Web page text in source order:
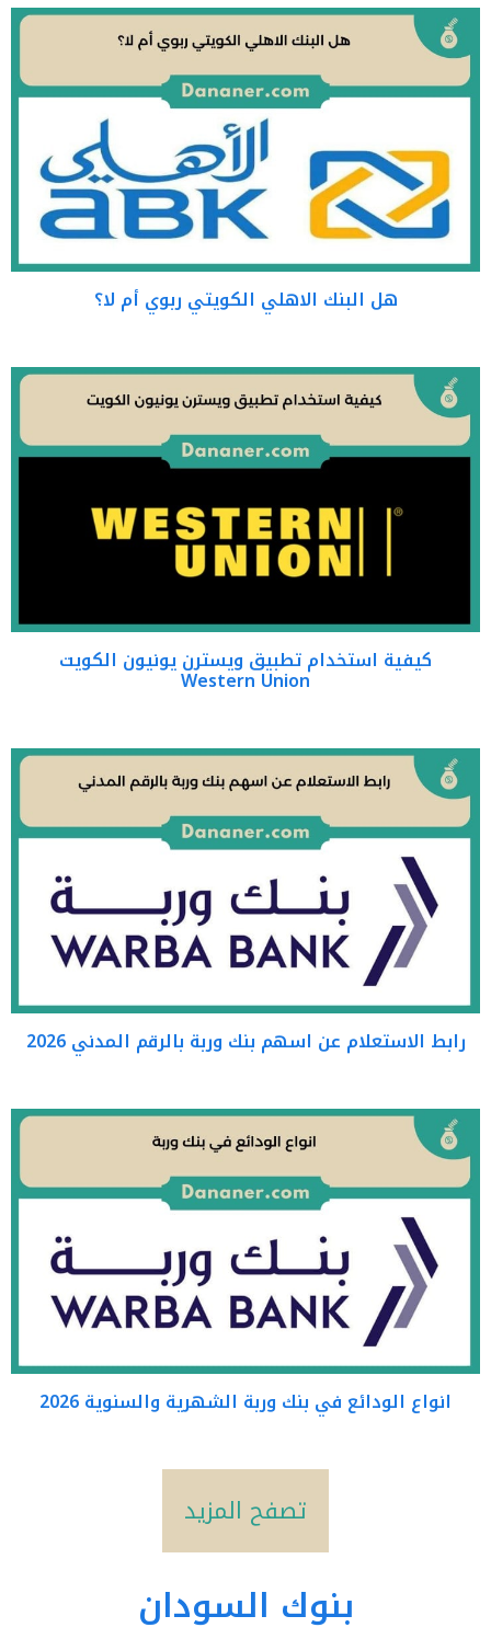
هل البنك الاهلي الكويتي ربوي أم لا؟
كيفية استخدام تطبيق ويسترن يونيون الكويت
Western Union
رابط الاستعلام عن اسهم بنك وربة بالرقم المدني 2026
انواع الودائع في بنك وربة الشهرية والسنوية 2026
تصفح المزيد
بنوك السودان